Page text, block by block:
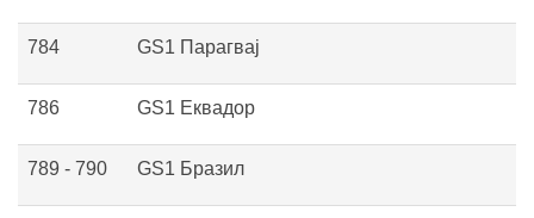
784 GS1 Парагвај
786 GS1 Еквадор
789 - 790 GS1 Бразил